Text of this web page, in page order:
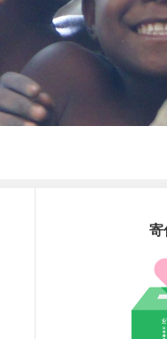
寄